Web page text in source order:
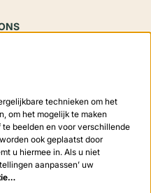
nieuwsbrief
technieken om het
om het mogelijk te maken
te beelden en voor verschillende
ook geplaatst door
u hiermee in. Als u niet
aanpassen’ uw